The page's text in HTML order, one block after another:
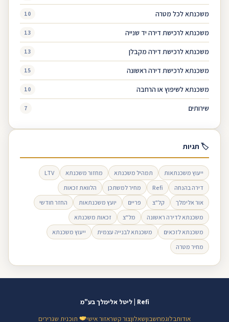
משכנתא לכל מטרה 10
משכנתא לרכישת דירה יד שנייה 13
משכנתא לרכישת דירה מקבלן 13
משכנתא לרכישת דירה ראשונה 15
משכנתא לשיפוץ או הרחבה 10
שירותים 7
🏷 תגיות
ייעוץ משכנתאות תמהיל משכנתא מחזור משכנתא
LTV
דירה בהנחה
Refi מחיר למשתכן
הלוואת זכאות
אור אלימלך
קל"צ פריים יועץ משכנתאות
החזר חודשי
משכנתא לדירה ראשונה
מל"צ
זכאות משכנתא
משכנתא לזכאים
משכנתא לבנייה עצמית
ייעוץ משכנתא
מחיר מטרה
Refi | ליטל אלימלך בע"מ
אודותבלוגמחשבוןשאלוןצור קשראזור אישי תוכנית שגרירים